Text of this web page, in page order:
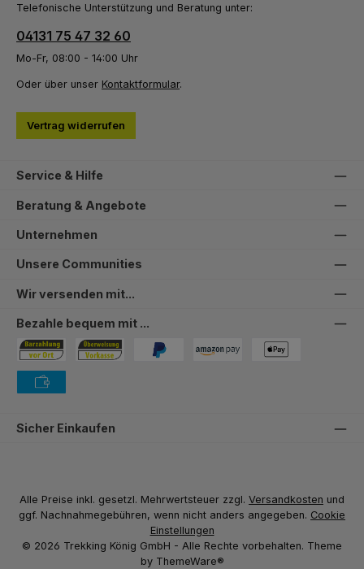
Telefonische Unterstützung und Beratung unter:
04131 75 47 32 60
Mo-Fr, 08:00 - 14:00 Uhr
Oder über unser Kontaktformular.
Vertrag widerrufen
Service & Hilfe
Beratung & Angebote
Unternehmen
Unsere Communities
Wir versenden mit...
Bezahle bequem mit ...
Bezahlung in der Filiale
Sicher Einkaufen
Alle Preise inkl. gesetzl. Mehrwertsteuer zzgl. Versandkosten und
ggf. Nachnahmegebühren, wenn nicht anders angegeben. Cookie
Einstellungen
© 2026 Trekking König GmbH - Alle Rechte vorbehalten. Theme
by ThemeWare®